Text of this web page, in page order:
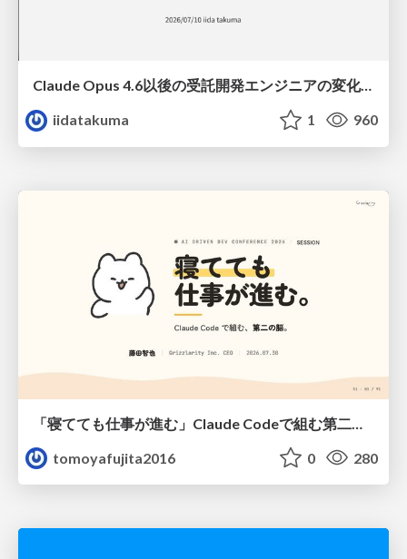
Claude Opus 4.6以後の受託開発エンジニアの変化(Claude Code開発ノウハウ大公開スペシャルbyクラスメソッド)
iidatakuma
1 960
tomoyafujita2016
0 280